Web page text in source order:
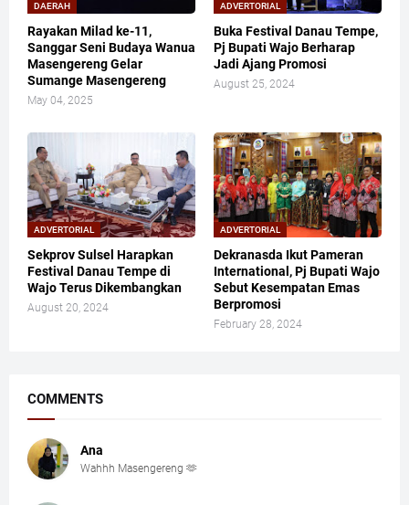
DAERAH
Rayakan Milad ke-11,
Sanggar Seni Budaya Wanua
Masengereng Gelar
Sumange Masengereng
May 04, 2025
ADVERTORIAL
Buka Festival Danau Tempe,
Pj Bupati Wajo Berharap
Jadi Ajang Promosi
August 25, 2024
ADVERTORIAL
Sekprov Sulsel Harapkan
Festival Danau Tempe di
Wajo Terus Dikembangkan
August 20, 2024
ADVERTORIAL
Dekranasda Ikut Pameran
International, Pj Bupati Wajo
Sebut Kesempatan Emas
Berpromosi
February 28, 2024
COMMENTS
Ana
Wahhh Masengereng 🫶